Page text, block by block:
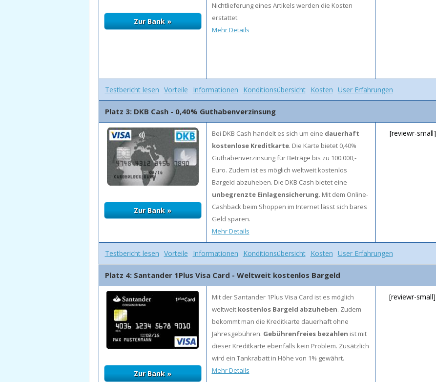
Nichtlieferung eines Artikels werden die Kosten
erstattet.
Mehr Details
Testbericht lesen Vorteile Informationen Konditionsübersicht Kosten User Erfahrungen
Platz 3: DKB Cash - 0,40% Guthabenverzinsung
Bei DKB Cash handelt es sich um eine dauerhaft
kostenlose Kreditkarte. Die Karte bietet 0,40%
Guthabenverzinsung für Beträge bis zu 100.000,-
Euro. Zudem ist es möglich weltweit kostenlos
Bargeld abzuheben. Die DKB Cash bietet eine
unbegrenzte Einlagensicherung. Mit dem Online-
Cashback beim Shoppen im Internet lässt sich bares
Geld sparen.
Mehr Details
[reviewr-small]
Testbericht lesen Vorteile Informationen Konditionsübersicht Kosten User Erfahrungen
Platz 4: Santander 1Plus Visa Card - Weltweit kostenlos Bargeld
Mit der Santander 1Plus Visa Card ist es möglich
weltweit kostenlos Bargeld abzuheben. Zudem
bekommt man die Kreditkarte dauerhaft ohne
Jahresgebühren. Gebührenfreies bezahlen ist mit
dieser Kreditkarte ebenfalls kein Problem. Zusätzlich
wird ein Tankrabatt in Höhe von 1% gewährt.
Mehr Details
[reviewr-small]